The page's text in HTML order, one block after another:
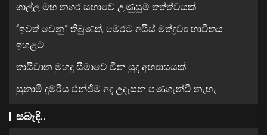
ගාල්ල මහ නගර සභාවේ උණුසුම් තත්ත්වයක්
“ඉවත් වෙනු” තිබුණත්, මෙරට අයිස් මත්ද්‍රව්‍ය භාවිතය
ඉහළට
තායිවාන මුහුදු සීමාවේ චීන යුද අභ්‍යාසයක්
සුනාමි දුම්රිය එන්ජිම අද උදෑසන පණගැන්වී නැහැ
සබැඳි..